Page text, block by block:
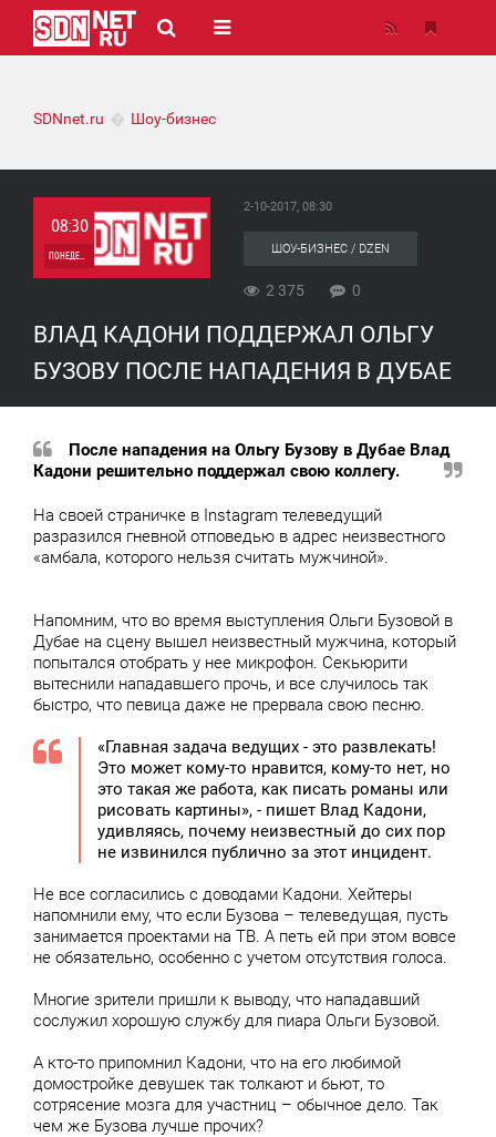
SDNnet.ru Шоу-бизнес
08:30
ПОНЕДЕЛЬНИК
2-10-2017, 08:30
ШОУ-БИЗНЕС / DZEN
2 375 0
ВЛАД КАДОНИ ПОДДЕРЖАЛ ОЛЬГУ
БУЗОВУ ПОСЛЕ НАПАДЕНИЯ В ДУБАЕ
После нападения на Ольгу Бузову в Дубае Влад
Кадони решительно поддержал свою коллегу.
На своей страничке в Instagram телеведущий
разразился гневной отповедью в адрес неизвестного
«амбала, которого нельзя считать мужчиной».
Напомним, что во время выступления Ольги Бузовой в
Дубае на сцену вышел неизвестный мужчина, который
попытался отобрать у нее микрофон. Секьюрити
вытеснили нападавшего прочь, и все случилось так
быстро, что певица даже не прервала свою песню.
«Главная задача ведущих - это развлекать!
Это может кому-то нравится, кому-то нет, но
это такая же работа, как писать романы или
рисовать картины», - пишет Влад Кадони,
удивляясь, почему неизвестный до сих пор
не извинился публично за этот инцидент.
Не все согласились с доводами Кадони. Хейтеры
напомнили ему, что если Бузова – телеведущая, пусть
занимается проектами на ТВ. А петь ей при этом вовсе
не обязательно, особенно с учетом отсутствия голоса.
Многие зрители пришли к выводу, что нападавший
сослужил хорошую службу для пиара Ольги Бузовой.
А кто-то припомнил Кадони, что на его любимой
домостройке девушек так толкают и бьют, то
сотрясение мозга для участниц – обычное дело. Так
чем же Бузова лучше прочих?